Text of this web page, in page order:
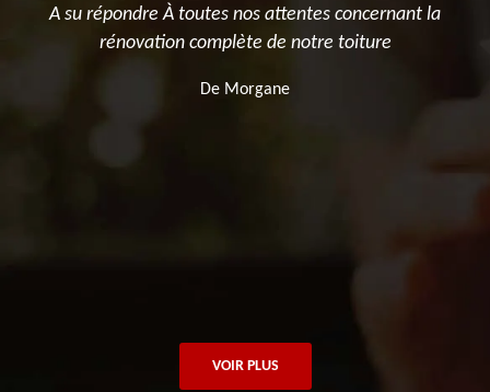
A su répondre À toutes nos attentes concernant la
rénovation complète de notre toiture
De Morgane
VOIR PLUS